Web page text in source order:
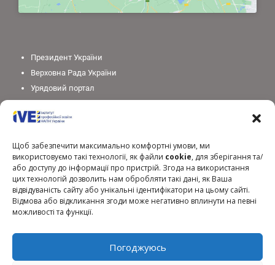
Щоб забезпечити максимально комфортні умови, ми
використовуємо такі технології, як файли cookie, для зберігання та/
або доступу до інформації про пристрій. Згода на використання
цих технологій дозволить нам обробляти такі дані, як Ваша
відвідуваність сайту або унікальні ідентифікатори на цьому сайті.
Відмова або відкликання згоди може негативно вплинути на певні
можливості та функції.
Погоджуюсь
Президент України
Верховна Рада України
Урядовий портал
Міністерство освіти і науки України